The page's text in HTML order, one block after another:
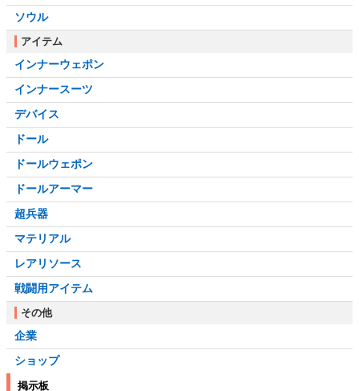
ソウル
アイテム
インナーウェポン
インナースーツ
デバイス
ドール
ドールウェポン
ドールアーマー
超兵器
マテリアル
レアリソース
戦闘用アイテム
その他
企業
ショップ
掲示板